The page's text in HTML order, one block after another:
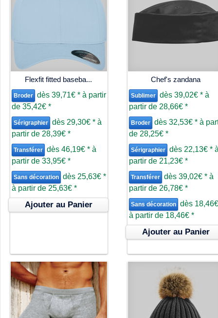
Flexfit fitted baseba...
Broder dès 39,71€ * à partir
de 35,42€ *
Sérigraphier dès 29,30€ * à
partir de 28,39€ *
Transférer dès 46,19€ * à
partir de 33,95€ *
Sans décoration dès 25,63€ *
à partir de 25,63€ *
Ajouter au Panier
Chef's zandana
Sublimer dès 39,02€ * à
partir de 28,66€ *
Broder dès 32,53€ * à
de 28,25€ *
Sérigraphier dès 22,13€ *
partir de 21,23€ *
Transférer dès 39,02€ * à
partir de 26,78€ *
Sans décoration dès
à partir de 18,46€ *
Ajouter au Panier